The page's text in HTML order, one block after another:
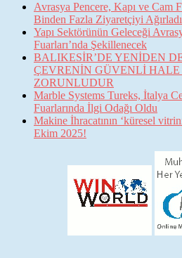
Avrasya Pencere, Kapı ve Cam
Binden Fazla Ziyaretçiyi
Yapı Sektörünün Geleceği
Fuarları’nda Şekillenecek
BALIKESİR’DE YENİDEN
ÇEVRENİN GÜVENLİ
ZORUNLUDUR
Marble Systems Tureks, İtalya
Fuarlarında İlgi Odağı Oldu
Makine İhracatının ‘küresel
Ekim 2025!